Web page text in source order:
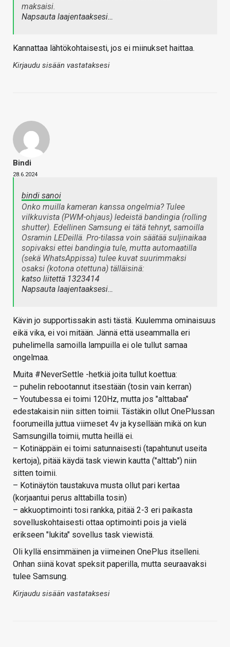
maksaisi.
Napsauta laajentaaksesi…
Kannattaa lähtökohtaisesti, jos ei miinukset haittaa.
Kirjaudu sisään vastataksesi
Bindi
28.6.2024
bindi sanoi
Onko muilla kameran kanssa ongelmia? Tulee
vilkkuvista (PWM-ohjaus) ledeistä bandingia (rolling
shutter). Edellinen Samsung ei tätä tehnyt, samoilla
Osramin LEDeillä. Pro-tilassa voin säätää suljinaikaa
sopivaksi ettei bandingia tule, mutta automaatilla
(sekä WhatsAppissa) tulee kuvat suurimmaksi
osaksi (kotona otettuna) tälläisinä:
katso liitettä 1323414
Napsauta laajentaaksesi…
Kävin jo supportissakin asti tästä. Kuulemma ominaisuus
eikä vika, ei voi mitään. Jännä että useammalla eri
puhelimella samoilla lampuilla ei ole tullut samaa
ongelmaa.
Muita #NeverSettle -hetkiä joita tullut koettua:
– puhelin rebootannut itsestään (tosin vain kerran)
– Youtubessa ei toimi 120Hz, mutta jos "alttabaa"
edestakaisin niin sitten toimii. Tästäkin ollut OnePlussan
foorumeilla juttua viimeset 4v ja kysellään mikä on kun
Samsungilla toimii, mutta heillä ei.
– Kotinäppäin ei toimi satunnaisesti (tapahtunut useita
kertoja), pitää käydä task viewin kautta ("alttab") niin
sitten toimii.
– Kotinäytön taustakuva musta ollut pari kertaa
(korjaantui perus alttabilla tosin)
– akkuoptimointi tosi rankka, pitää 2-3 eri paikasta
sovelluskohtaisesti ottaa optimointi pois ja vielä
erikseen "lukita" sovellus task viewistä.
Oli kyllä ensimmäinen ja viimeinen OnePlus itselleni.
Onhan siinä kovat speksit paperilla, mutta seuraavaksi
tulee Samsung.
Kirjaudu sisään vastataksesi